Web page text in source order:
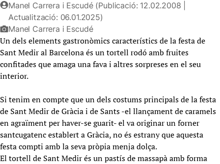
Manel Carrera i Escudé (Publicació: 12.02.2008 |
Actualització: 06.01.2025)
Manel Carrera i Escudé
Un dels elements gastronòmics característics de la festa de
Sant Medir al Barcelona és un tortell rodó amb fruites
confitades que amaga una fava i altres sorpreses en el seu
interior.
Si tenim en compte que un dels costums principals de la festa
de Sant Medir de Gràcia i de Sants -el llançament de caramels
en agraïment per haver-se guarit- el va originar un forner
santcugatenc establert a Gràcia, no és estrany que aquesta
festa compti amb la seva pròpia menja dolça.
El tortell de Sant Medir és un pastís de massapà amb forma